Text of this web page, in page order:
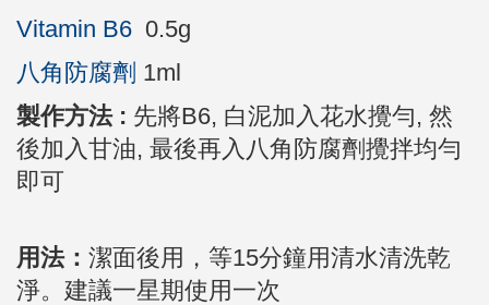
Vitamin B6 0.5g
八角防腐劑 1ml
製作方法 : 先將B6, 白泥加入花水攪勻, 然
後加入甘油, 最後再入八角防腐劑攪拌均勻
即可
用法： 潔面後用，等15分鐘用清水清洗乾
淨。建議一星期使用一次